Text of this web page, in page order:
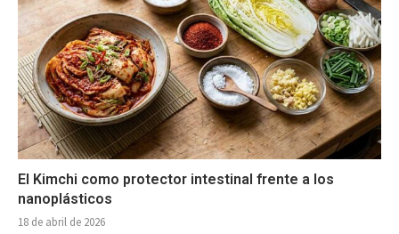
El Kimchi como protector intestinal frente a los
nanoplásticos
18 de abril de 2026